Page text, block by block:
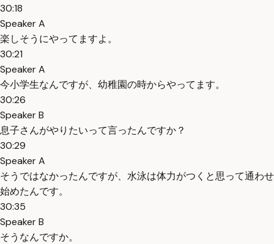
30:18
Speaker A
楽しそうにやってますよ。
30:21
Speaker A
今小学生なんですが、幼稚園の時からやってます。
30:26
Speaker B
息子さんがやりたいって言ったんですか？
30:29
Speaker A
そうではなかったんですが、水泳は体力がつくと思って通わせ
始めたんです。
30:35
Speaker B
そうなんですか。